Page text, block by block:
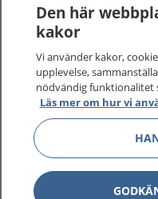
1177–tryggt
På 1177.se får du råd
sjukdomar och vilka
Logga in för att läsa
vårdärenden. Ring
sjukvårdsrådgivning
1177 ger dig råd när
Den här
kakor
Vi använder kakor,
upplevelse,
nödvändig funktionalitet
Läs mer om hur vi